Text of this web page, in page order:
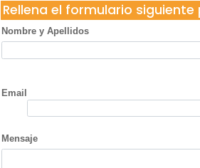
Rellena el formulario
Nombre y Apellidos
Email
Mensaje